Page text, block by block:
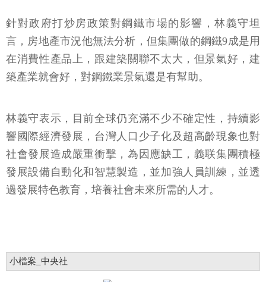
針對政府打炒房政策對鋼鐵市場的影響，林義守坦
言，房地產市況他無法分析，但集團做的鋼鐵9成是用
在消費性產品上，跟建築關聯不太大，但景氣好，建
築產業就會好，對鋼鐵業景氣還是有幫助。
林義守表示，目前全球仍充滿不少不確定性，持續影
響國際經濟發展，台灣人口少子化及超高齡現象也對
社會發展造成嚴重衝擊，為因應缺工，義联集團積極
發展設備自動化和智慧製造，並加強人員訓練，並透
過發展特色教育，培養社會未來所需的人才。
小檔案_中央社